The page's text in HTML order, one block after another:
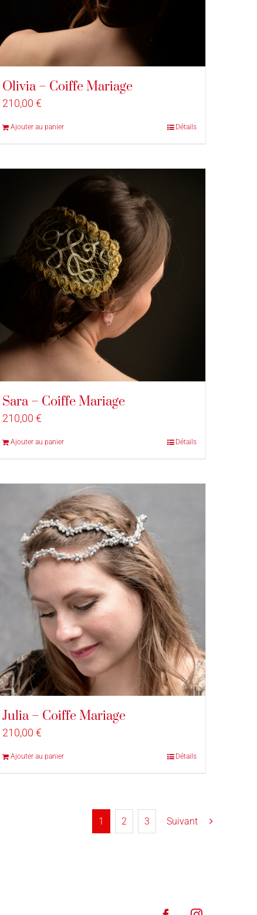
Olivia – Coiffe Mariage
210,00 €
Ajouter au panier Détails
Sara – Coiffe Mariage
210,00 €
Ajouter au panier Détails
Julia – Coiffe Mariage
210,00 €
Ajouter au panier Détails
1 2 3 Suivant